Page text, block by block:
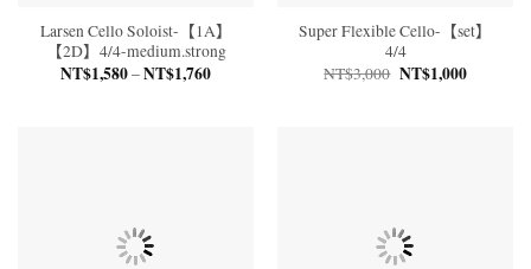
Larsen Cello Soloist-【1A】
【2D】4/4-medium.strong
NT$1,580–NT$1,760價
Super Flexible Cello-【set】
4/4
NT$3,000 原
始
NT$1,000目